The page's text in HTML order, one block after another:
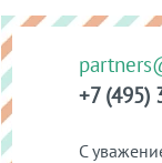
+7 (495)
С